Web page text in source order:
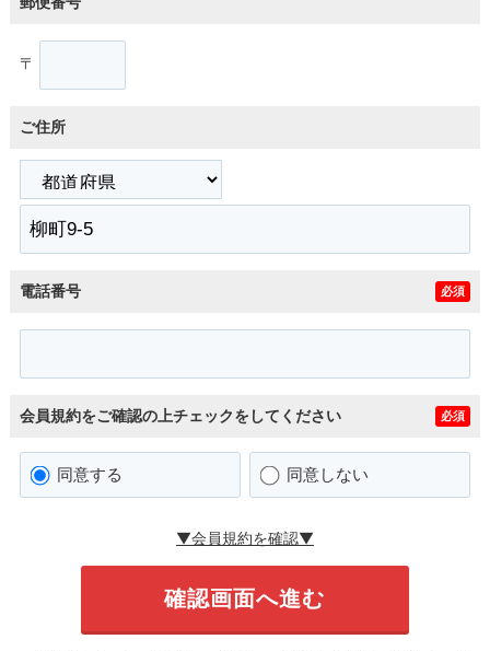
〒
ご住所
電話番号 必須
会員規約をご確認の上チェックをしてください 必須
同意する 同意しない
▼会員規約を確認▼